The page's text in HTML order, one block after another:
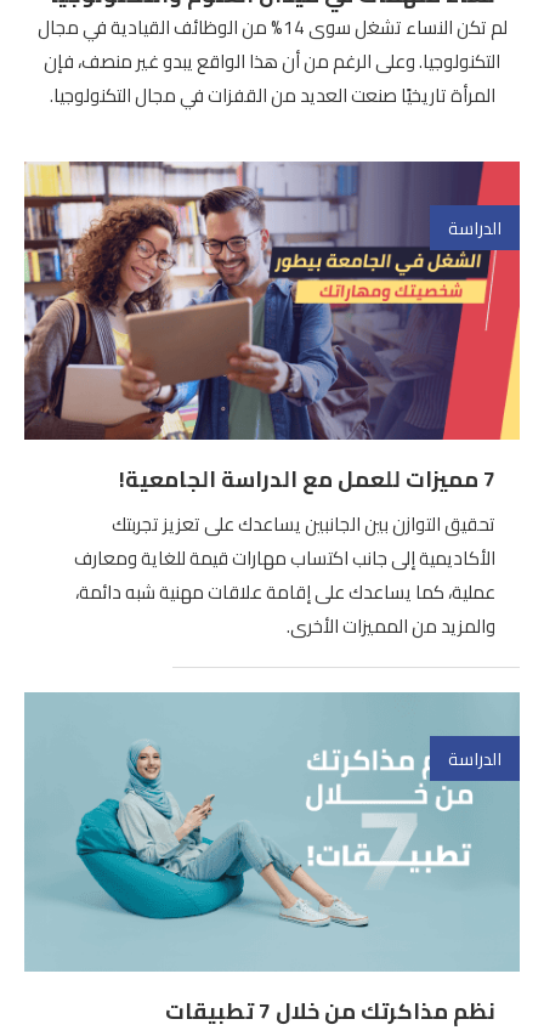
لم تكن النساء تشغل سوى 14% من الوظائف القيادية في مجال
التكنولوجيا. وعلى الرغم من أن هذا الواقع يبدو غير منصف، فإن
المرأة تاريخيًا صنعت العديد من القفزات في مجال التكنولوجيا.
الدراسة
7 مميزات للعمل مع الدراسة الجامعية!
تحقيق التوازن بين الجانبين يساعدك على تعزيز تجربتك
الأكاديمية إلى جانب اكتساب مهارات قيمة للغاية ومعارف
عملية، كما يساعدك على إقامة علاقات مهنية شبه دائمة،
والمزيد من المميزات الأخرى.
الدراسة
نظم مذاكرتك من خلال 7 تطبيقات